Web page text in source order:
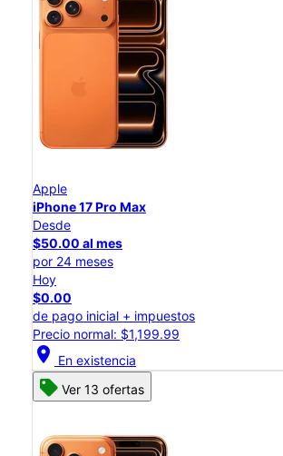
Apple
iPhone 17 Pro Max
Desde
$50.00 al mes
por 24 meses
Hoy
$0.00
de pago inicial + impuestos
Precio normal: $1,199.99
location_on En existencia
Ver 13 ofertas